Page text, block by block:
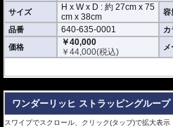
サイズ H x W x D : 約27cm x75
cm x38cm 容
品番 640-635-0001 カ
価格
￥40,000
￥44,000(税込)
ワンダーリッヒ ストラッピングループ
スワイプでスクロール、クリック(タップ)で拡大表示